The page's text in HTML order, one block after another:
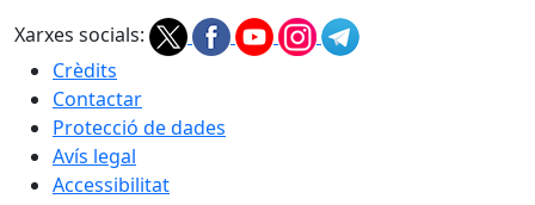
Xarxes socials:
Crèdits
Contactar
Protecció de dades
Avís legal
Accessibilitat